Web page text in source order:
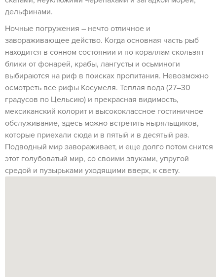
дельфинами.
Ночные погружения – нечто отличное и
завораживающее действо. Когда основная часть рыб
находится в сонном состоянии и по кораллам скользят
блики от фонарей, крабы, лангусты и осьминоги
выбираются на риф в поисках пропитания. Невозможно
осмотреть все рифы Косумеля. Теплая вода (27–30
градусов по Цельсию) и прекрасная видимость,
мексиканский колорит и высококлассное гостиничное
обслуживание, здесь можно встретить ныряльщиков,
которые приехали сюда и в пятый и в десятый раз.
Подводный мир завораживает, и еще долго потом снится
этот голубоватый мир, со своими звуками, упругой
средой и пузырьками уходящими вверх, к свету.